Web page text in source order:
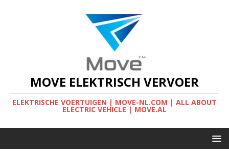
MOVE ELEKTRISCH VERVOER
ELEKTRISCHE VOERTUIGEN | MOVE-NL.COM | ALL ABOUT
ELECTRIC VEHICLE | MOVE.AL